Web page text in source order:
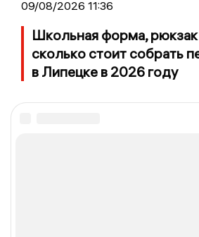
09/08/2026 11:36
Школьная форма, рюкзак
сколько стоит собрать
в Липецке в 2026 году